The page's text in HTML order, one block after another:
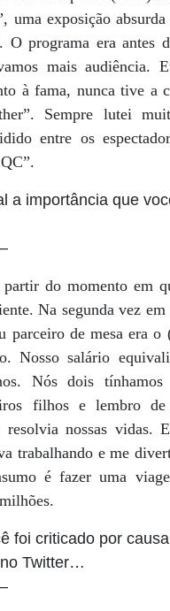
uma exposição
O programa era antes
mais audiência.
à fama, nunca tive a
Sempre lutei
entre os
a importância que
–
do momento em
Na segunda vez
parceiro de mesa era o
Nosso salário
Nós dois tínhamos
filhos e lembro
resolvia nossas vidas.
trabalhando e me
é fazer uma
foi criticado por
Twitter…
–